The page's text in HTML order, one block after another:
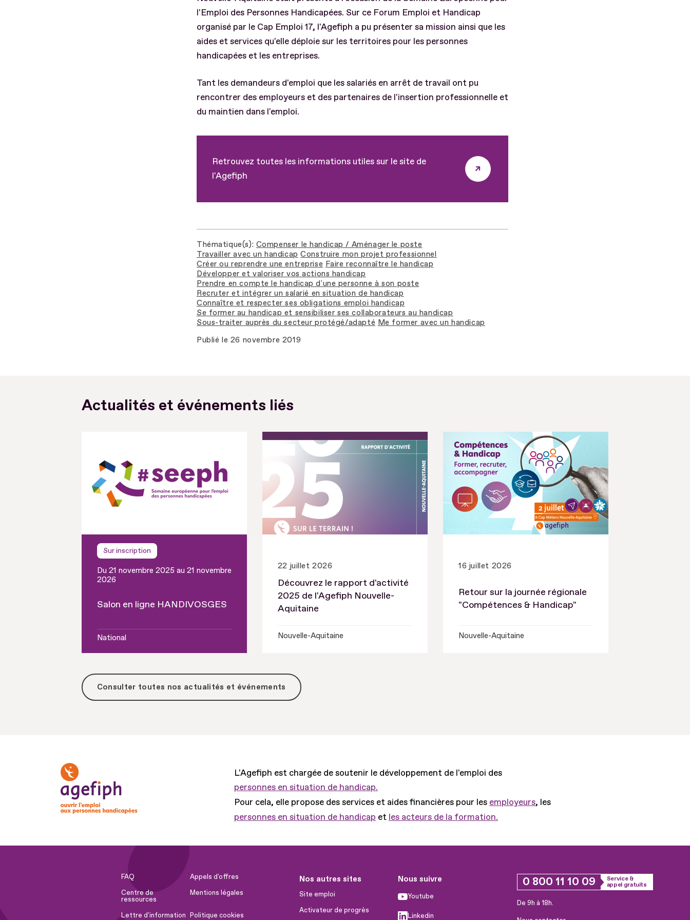
l'Emploi des Personnes Handicapées. Sur ce Forum Emploi et Handicap
organisé par le Cap Emploi 17, l'Agefiph a pu présenter sa mission ainsi que les
aides et services qu'elle déploie sur les territoires pour les personnes
handicapées et les entreprises.
Tant les demandeurs d'emploi que les salariés en arrêt de travail ont pu
rencontrer des employeurs et des partenaires de l'insertion professionnelle et
du maintien dans l'emploi.
Retrouvez toutes les informations utiles sur le site de
l'Agefiph
Thématique(s) Compenser le handicap / Aménager le poste
Travailler avec un handicap Construire mon projet professionnel
Créer ou reprendre une entreprise Faire reconnaître le handicap
Développer et valoriser vos actions handicap
Prendre en compte le handicap d'une personne à son poste
Recruter et intégrer un salarié en situation de handicap
Connaître et respecter ses obligations emploi handicap
Se former au handicap et sensibiliser ses collaborateurs au handicap
Sous-traiter auprès du secteur protégé/adapté Me former avec un handicap
Publié le 26 novembre 2019
Actualités et événements liés
Sur inscription
Du 21 novembre 2025 au 21 novembre
2026
Salon en ligne HANDIVOSGES
National
22 juillet 2026
Découvrez le rapport d'activité
2025 de l'Agefiph Nouvelle-
Aquitaine
Nouvelle-Aquitaine
16 juillet 2026
Retour sur la journée régionale
"Compétences & Handicap"
Nouvelle-Aquitaine
Consulter toutes nos actualités et événements
L'Agefiph est chargée de soutenir le développement de l'emploi des
personnes en situation de handicap.
Pour cela, elle propose des services et aides financières pour les employeurs, les
personnes en situation de handicap et les acteurs de la formation.
FAQ
Appels d'offres
Centre de
ressources
Mentions légales
Lettre d'information Politique cookies
Nos autres sites
Site emploi
Activateur de progrès
Nous suivre
Youtube
Linkedin
0 800 11 10 09
Service &
appel gratuits
De 9h à 18h.